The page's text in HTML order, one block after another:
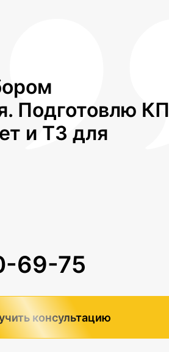
Подготовлю КП
и ТЗ для
консультацию
69-75